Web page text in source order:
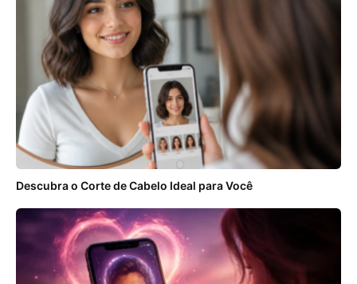
Descubra o Corte de Cabelo Ideal para Você